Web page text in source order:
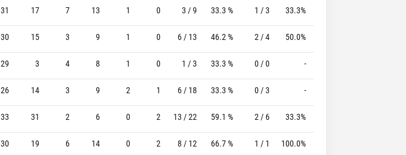
31 17 7 13 1 0 3 / 9 33.3 % 1 / 3 33.3%
30 15 3 9 1 0 6 / 13 46.2 % 2 / 4 50.0%
29 3 4 8 1 0 1 / 3 33.3 % 0 / 0 -
26 14 3 9 2 1 6 / 18 33.3 % 0 / 3 -
33 31 2 6 0 2 13 / 22 59.1 % 2 / 6 33.3%
30 19 6 14 0 2 8 / 12 66.7 % 1 / 1 100.0%